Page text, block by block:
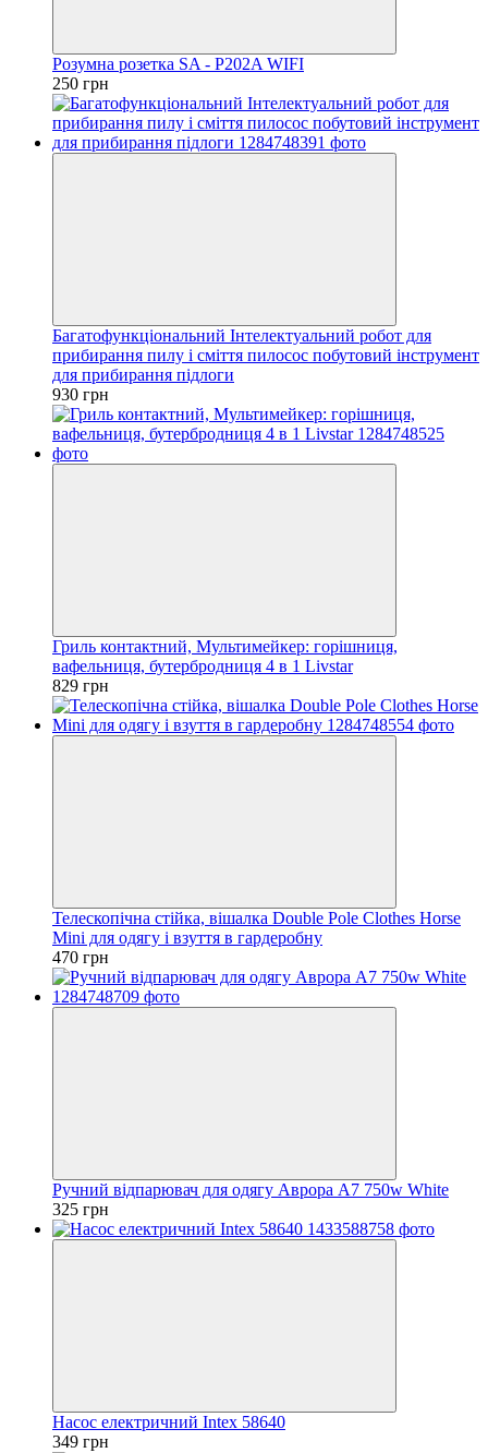
Розумна розетка SA - P202A WIFI
250 грн
Багатофункціональний Інтелектуальний робот для
прибирання пилу і сміття пилосос побутовий інструмент
для прибирання підлоги
930 грн
Гриль контактний, Мультимейкер: горішниця,
вафельниця, бутербродниця 4 в 1 Livstar
829 грн
Телескопічна стійка, вішалка Double Pole Clothes Horse
Mini для одягу і взуття в гардеробну
470 грн
Ручний відпарювач для одягу Аврора A7 750w White
325 грн
Насос електричний Intex 58640
349 грн